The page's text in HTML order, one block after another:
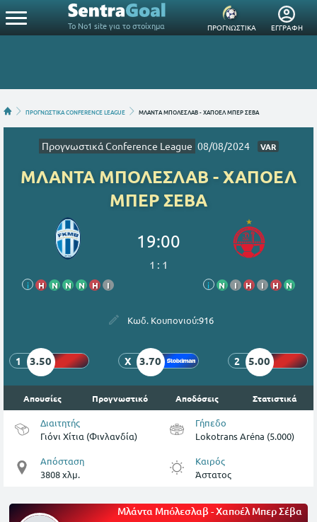
Το Νο1 site για το στοίχημα ΠΡΟΓΝΩΣΤΙΚΑ ΕΓΓΡΑΦΗ
ΠΡΟΓΝΩΣΤΙΚΑ CONFERENCE LEAGUE ΜΛΑΝΤΑ ΜΠΟΛΕΣΛΑΒ - ΧΑΠΟΕΛ ΜΠΕΡ ΣΕΒΑ
Προγνωστικά Conference League 08/08/2024 VAR
ΜΛΑΝΤΑ ΜΠΟΛΕΣΛΑΒ - ΧΑΠΟΕΛ
ΜΠΕΡ ΣΕΒΑ
i Η Ν Ν Ν Η Ι
19:00
1 : 1
i Ν Ι Η Ι Η Ν
Κωδ. Κουπονιού:916
1 3.50 X 3.70 2 5.00
Απουσίες Προγνωστικό Αποδόσεις Στατιστικά
Διαιτητής
Γιόνι Χίτια (Φινλανδία)
Γήπεδο
Lokotrans Aréna (5.000)
Απόσταση
3808 χλμ.
Καιρός
Άστατος
Μλάντα Μπόλεσλαβ - Χαποέλ Μπερ Σέβα